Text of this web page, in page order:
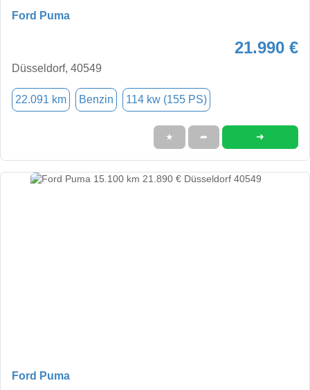
Ford Puma
21.990 €
Düsseldorf, 40549
22.091 km Benzin 114 kw (155 PS)
★ ➦ ➜
Ford Puma